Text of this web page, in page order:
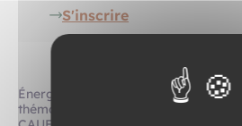
S'inscrire
Énergies Métropole Rouen
thématique sur la rénovation du